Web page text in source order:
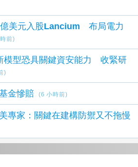
美元入股Lancium 布局電力
前)
模型恐具關鍵資安能力 收緊研
)
金慘賠 (6 小時前)
專家：關鍵在建構防禦又不拖慢